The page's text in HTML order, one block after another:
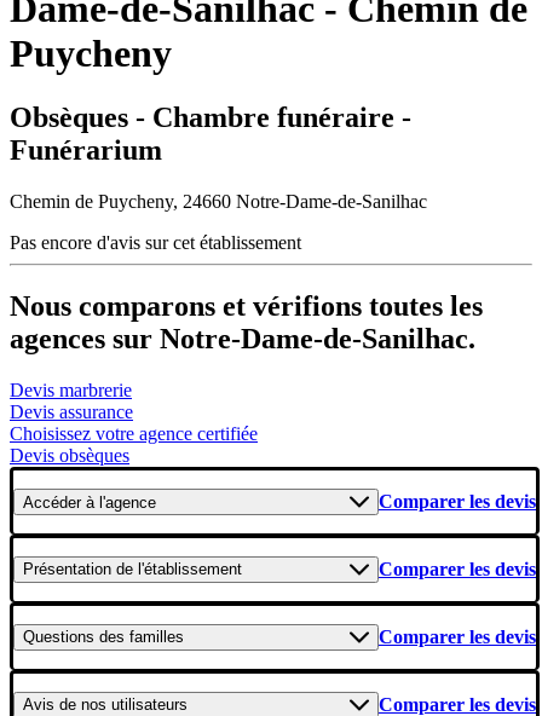
Puycheny
Obsèques - Chambre funéraire -
Funérarium
Chemin de Puycheny, 24660 Notre-Dame-de-Sanilhac
Pas encore d'avis sur cet établissement
Nous comparons et vérifions toutes les
agences sur Notre-Dame-de-Sanilhac.
Devis marbrerie
Devis assurance
Choisissez votre agence certifiée
Devis obsèques
Accéderà l'agence Comparer les devis
Présentation de l'établissement Comparer les devis
Questions des familles Comparer les devis
Avis de nos utilisateurs Comparer les devis